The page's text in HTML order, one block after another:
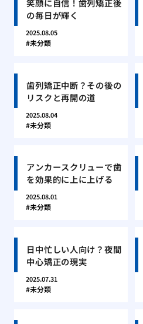
笑顔に自信！歯列矯正後
の毎日が輝く
2025.08.05
未分類
歯列矯正中断？その後の
リスクと再開の道
2025.08.04
未分類
アンカースクリューで歯
を効果的に上に上げる
2025.08.01
未分類
日中忙しい人向け？夜間
中心矯正の現実
2025.07.31
未分類